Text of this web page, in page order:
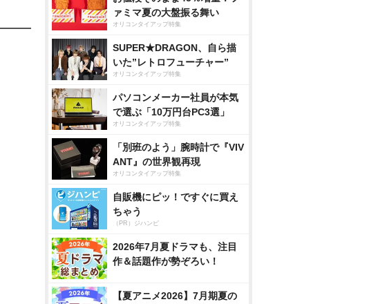
ァミマ夏の大盤振る舞い
オリコンタイアップ特集
SUPER★DRAGON、自ら描
いた”レトロフューチャー”
オリコンタイアップ特集
パソコンメーカー社員が本気
で選ぶ「10万円台PC3選」
オリコンタイアップ特集
「別班のよう」腕時計で『VIV
ANT』の世界観再現
オリコンタイアップ特集
自販機にピッ！ですぐに買え
ちゃう
（PR）ジハンピ
2026年7月夏ドラマも、注目
作＆話題作が勢ぞろい！
【夏アニメ2026】7月期夏の